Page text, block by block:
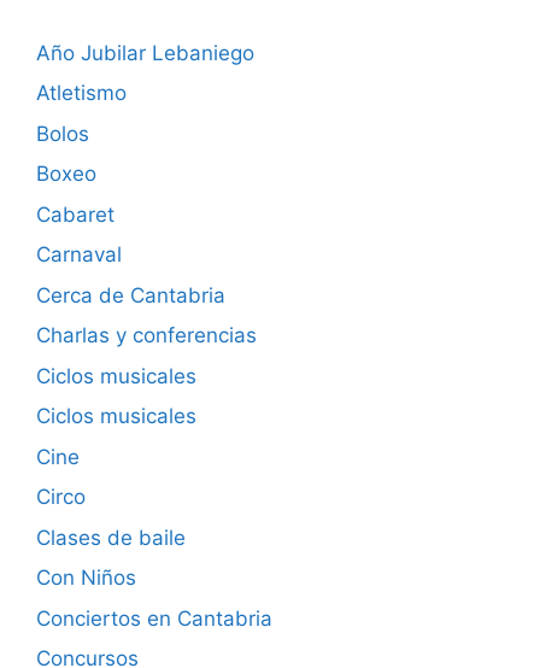
Año Jubilar Lebaniego
Atletismo
Bolos
Boxeo
Cabaret
Carnaval
Cerca de Cantabria
Charlas y conferencias
Ciclos musicales
Ciclos musicales
Cine
Circo
Clases de baile
Con Niños
Conciertos en Cantabria
Concursos